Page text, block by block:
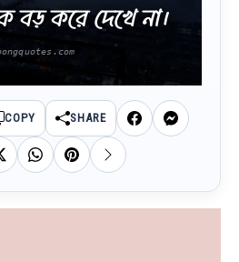
বড় করে দেখে না।
COPY SHARE